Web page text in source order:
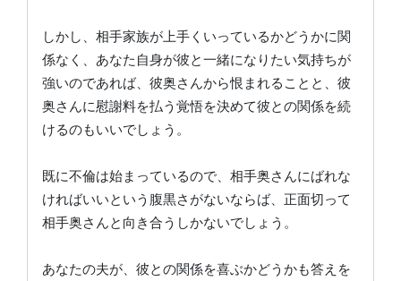
しかし、相手家族が上手くいっているかどうかに関
係なく、あなた自身が彼と一緒になりたい気持ちが
強いのであれば、彼奥さんから恨まれることと、彼
奥さんに慰謝料を払う覚悟を決めて彼との関係を続
けるのもいいでしょう。
既に不倫は始まっているので、相手奥さんにばれな
ければいいという腹黒さがないならば、正面切って
相手奥さんと向き合うしかないでしょう。
あなたの夫が、彼との関係を喜ぶかどうかも答えを